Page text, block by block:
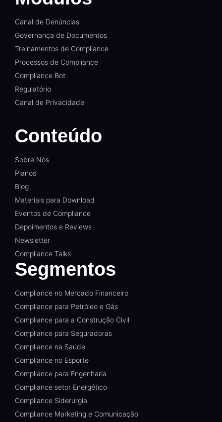
Canal de Denúncias
Governança de Documentos
Treinamentos de Compliance
Processos de Compliance
Compliance Bot
Regulatório
Canal de Privacidade
Conteúdo
Sobre Nós
Planos
Blog
Materiais para Download
Eventos de Compliance
Depoimentos e Reviews
Newsletter
Compliance Talks
Segmentos
Compliance no Mercado Financeiro
Compliance para Petróleo e Gás
Compliance para a Construção Civil
Compliance para Seguradoras
Compliance na Saúde
Compliance no Esporte
Compliance para Engenharia
Compliance setor Energético
Compliance Siderurgia
Compliance Marketing e Comunicação